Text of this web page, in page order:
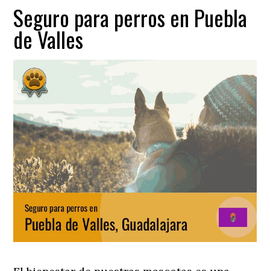
Seguro para perros en Puebla
de Valles